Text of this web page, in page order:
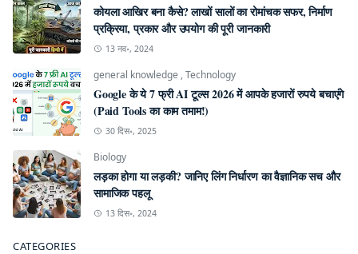
कोयला आखिर बना कैसे? लाखों सालों का रोमांचक सफर, निर्माण
प्रक्रिया, प्रकार और उपयोग की पूरी जानकारी
13 नव॰, 2024
general knowledge ,Technology
Google के ये 7 फ्री AI टूल्स 2026 में आपके हजारों रुपये बचाएंगे
(Paid Tools का काम तमाम!)
30 दिस॰, 2025
Biology
लड़का होगा या लड़की? जानिए लिंग निर्धारण का वैज्ञानिक सच और
सामाजिक पहलू
13 दिस॰, 2024
CATEGORIES